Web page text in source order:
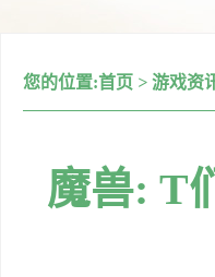
您的位置:首页 > 游戏资
魔兽: T